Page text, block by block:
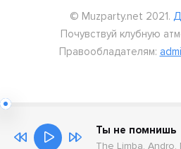
© Muzparty.net 2021.
Почувствуй клубную
Правообладателям:
Ты не помнишь
The Limba, Andro,